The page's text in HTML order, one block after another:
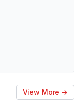
View More →